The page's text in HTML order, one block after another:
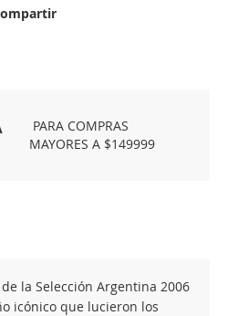
PARA COMPRAS
MAYORES A $149999
la Selección Argentina 2006
icónico que lucieron los